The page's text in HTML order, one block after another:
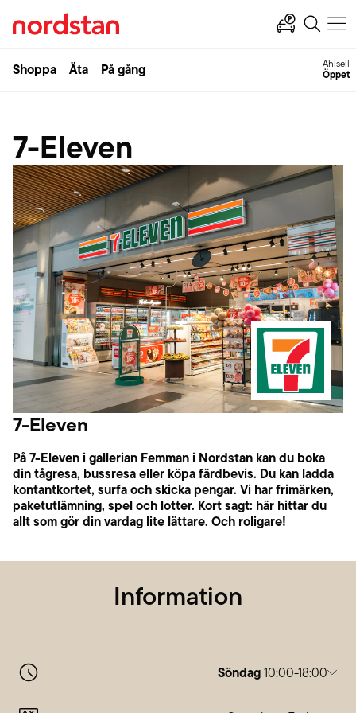
Shoppa Äta På gång Ahlsell
Öppet
7-Eleven
7-Eleven
På 7-Eleven i gallerian Femman i Nordstan kan du boka
din tågresa, bussresa eller köpa färdbevis. Du kan ladda
kontantkortet, surfa och skicka pengar. Vi har frimärken,
paketutlämning, spel och lotter. Kort sagt: här hittar du
allt som gör din vardag lite lättare. Och roligare!
Information
Söndag10:00-18:00
Måndag
10:00-20:00